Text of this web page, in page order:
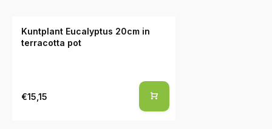
Kuntplant Eucalyptus 20cm in
terracotta pot
€15,15